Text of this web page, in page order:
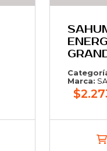
Marca: